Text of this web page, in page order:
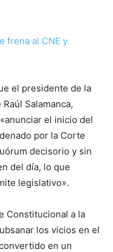
frena al CNE y
el presidente de la
Salamanca,
el inicio del
por la Corte
decisorio y sin
del día, lo que
legislativo».
Constitucional a la
los vicios en el
en un